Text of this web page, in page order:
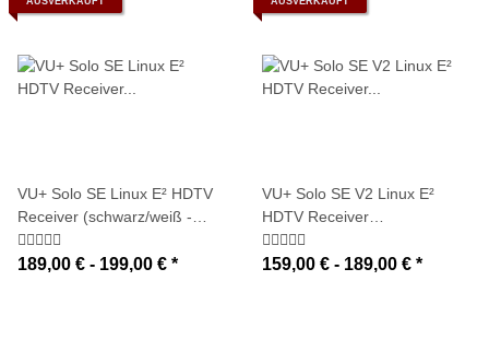
VU+ Solo SE Linux E² HDTV
Receiver (schwarz/weiß -
DVB-S2, DVB-C/T oder DVB-
C/T2 Tuner)
189,00 € - 199,00 € *
VU+ Solo SE V2 Linux E²
HDTV Receiver
(schwarz/weiß - DVB-S2 oder
DVB-C/T2 Tuner)
159,00 € - 189,00 € *